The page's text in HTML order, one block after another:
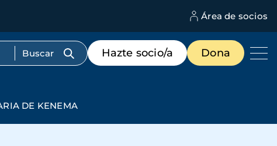
Área de socios
Menú
de
destacados
Hazte socio/a Dona
DE KENEMA